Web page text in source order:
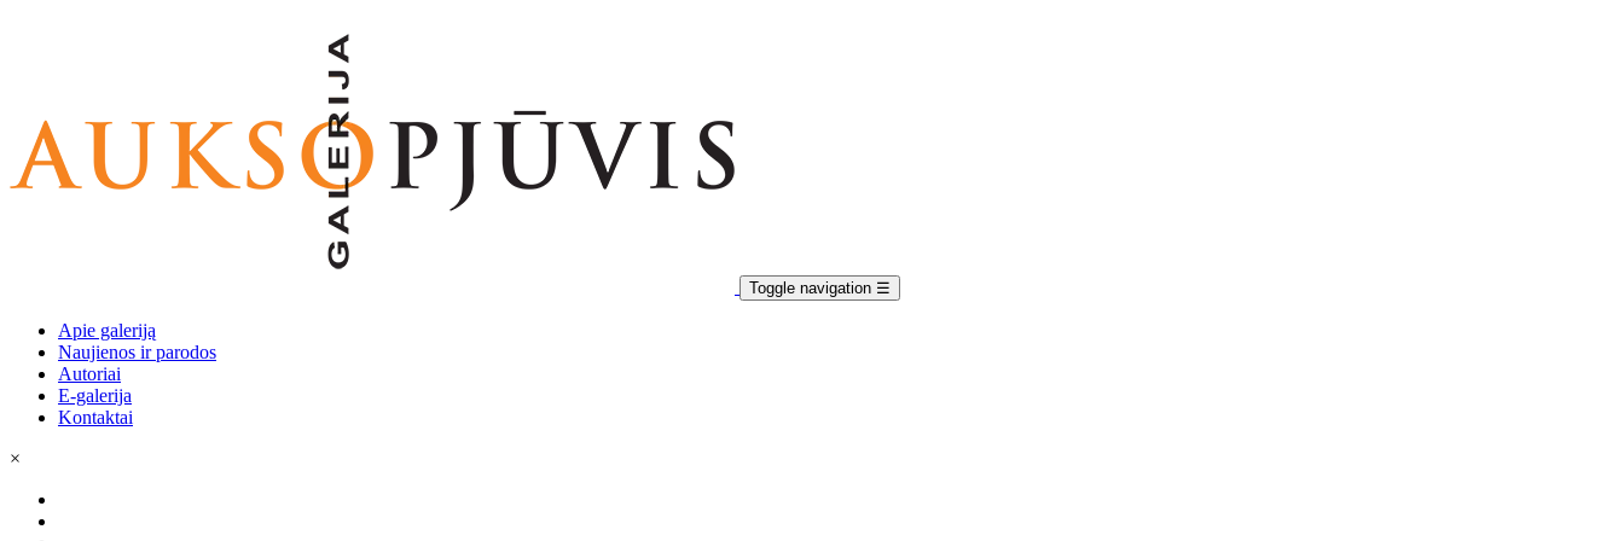
Toggle navigation ☰
Apie galeriją
Naujienos ir parodos
Autoriai
E-galerija
Kontaktai
×